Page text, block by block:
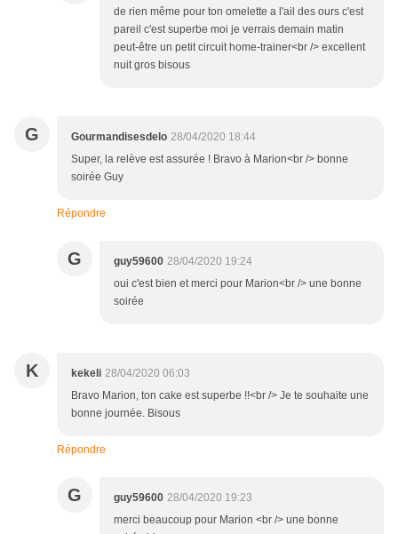
de rien même pour ton omelette a l'ail des ours c'est
pareil c'est superbe moi je verrais demain matin
peut-être un petit circuit home-trainer<br /> excellent
nuit gros bisous
G Gourmandisesdelo 28/04/2020 18:44
Super, la relève est assurée ! Bravo à Marion<br /> bonne
soirée Guy
Répondre
G guy59600 28/04/2020 19:24
oui c'est bien et merci pour Marion<br /> une bonne
soirée
K kekeli 28/04/2020 06:03
Bravo Marion, ton cake est superbe !!<br /> Je te souhaite une
bonne journée. Bisous
Répondre
G guy59600 28/04/2020 19:23
merci beaucoup pour Marion <br /> une bonne